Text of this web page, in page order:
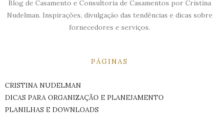
Blog de Casamento e Consultoria de Casamentos por Cristina
Nudelman. Inspirações, divulgação das tendências e dicas sobre
fornecedores e serviços.
PÁGINAS
CRISTINA NUDELMAN
DICAS PARA ORGANIZAÇÃO E PLANEJAMENTO
PLANILHAS E DOWNLOADS